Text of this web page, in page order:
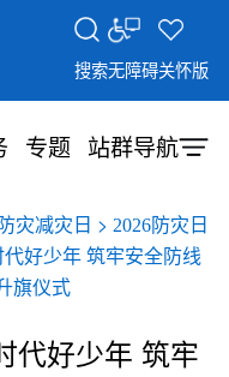
搜索无障碍关怀版
专题 站群导航
灾减灾日 > 2026防灾日
好少年 筑牢安全防线
旗仪式
代好少年 筑牢